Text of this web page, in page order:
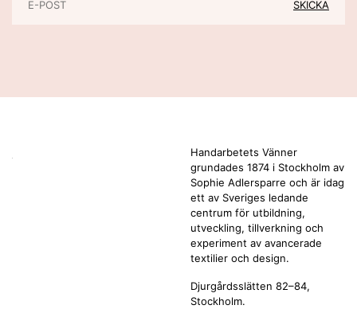
Handarbetets Vänner
grundades 1874 i Stockholm av
Sophie Adlersparre och är idag
ett av Sveriges ledande
centrum för utbildning,
utveckling, tillverkning och
experiment av avancerade
textilier och design.
Djurgårdsslätten 82–84,
Stockholm.